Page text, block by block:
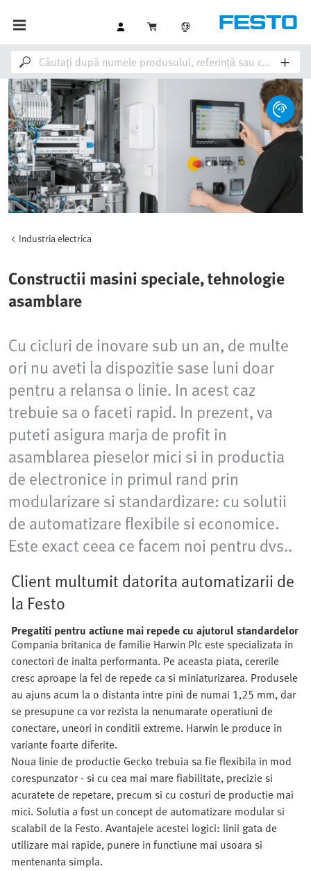
Industria electrica
Constructii masini speciale, tehnologie
asamblare
Cu cicluri de inovare sub un an, de multe
ori nu aveti la dispozitie sase luni doar
pentru a relansa o linie. In acest caz
trebuie sa o faceti rapid. In prezent, va
puteti asigura marja de profit in
asamblarea pieselor mici si in productia
de electronice in primul rand prin
modularizare si standardizare: cu solutii
de automatizare flexibile si economice.
Este exact ceea ce facem noi pentru dvs..
Client multumit datorita automatizarii de
la Festo
Pregatiti pentru actiune mai repede cu ajutorul standardelor
Compania britanica de familie Harwin Plc este specializata in
conectori de inalta performanta. Pe aceasta piata, cererile
cresc aproape la fel de repede ca si miniaturizarea. Produsele
au ajuns acum la o distanta intre pini de numai 1,25 mm, dar
se presupune ca vor rezista la nenumarate operatiuni de
conectare, uneori in conditii extreme. Harwin le produce in
variante foarte diferite.
Noua linie de productie Gecko trebuia sa fie flexibila in mod
corespunzator - si cu cea mai mare fiabilitate, precizie si
acuratete de repetare, precum si cu costuri de productie mai
mici. Solutia a fost un concept de automatizare modular si
scalabil de la Festo. Avantajele acestei logici: linii gata de
utilizare mai rapide, punere in functiune mai usoara si
mentenanta simpla.